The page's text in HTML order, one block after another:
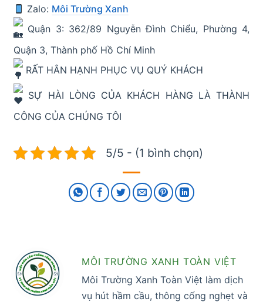
Zalo: Môi Trường Xanh
Quận 3: 362/89 Nguyễn Đình Chiểu, Phường 4,
Quận 3, Thành phố Hồ Chí Minh
RẤT HÂN HẠNH PHỤC VỤ QUÝ KHÁCH
SỰ HÀI LÒNG CỦA KHÁCH HÀNG LÀ THÀNH
CÔNG CỦA CHÚNG TÔI
5/5 - (1 bình chọn)
MÔI TRƯỜNG XANH TOÀN VIỆT
Môi Trường Xanh Toàn Việt làm dịch
vụ hút hầm cầu, thông cống nghẹt và